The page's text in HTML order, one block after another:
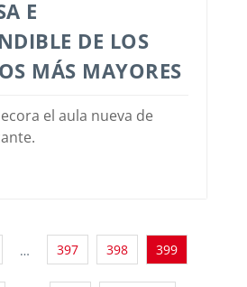
E
DE LOS
MÁS MAYORES
el aula nueva de
… 397 398 399